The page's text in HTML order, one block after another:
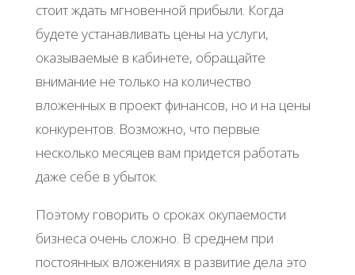
стоит ждать мгновенной прибыли. Когда
будете устанавливать цены на услуги,
оказываемые в кабинете, обращайте
внимание не только на количество
вложенных в проект финансов, но и на цены
конкурентов. Возможно, что первые
несколько месяцев вам придется работать
даже себе в убыток.
Поэтому говорить о сроках окупаемости
бизнеса очень сложно. В среднем при
постоянных вложениях в развитие дела это